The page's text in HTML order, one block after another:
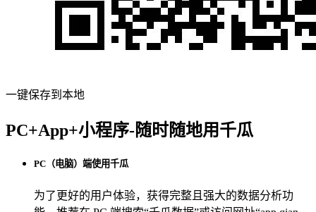
一键保存到本地
PC+App+小程序-随时随地用千瓜
PC（电脑）端使用千瓜
为了更好的用户体验，获得完整且强大的数据分析功